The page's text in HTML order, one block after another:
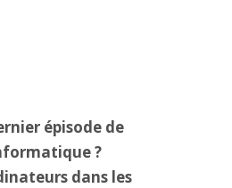
épisode de
?
dans les